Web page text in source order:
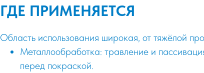
ГДЕ ПРИМЕНЯЕТСЯ
Область использования широкая, от тяжёлой
Металлообработка: травление и
перед покраской.